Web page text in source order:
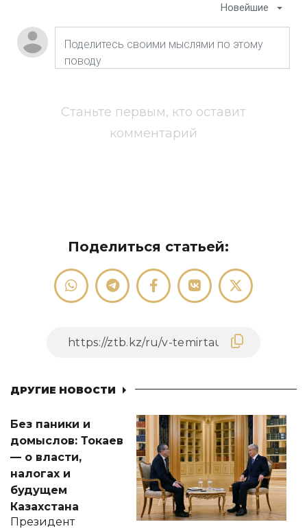
Новейшие
Станьте первым, кто оставит
комментарий
Поделиться статьей:
ДРУГИЕ НОВОСТИ
Без паники и
домыслов: Токаев
— о власти,
налогах и
будущем
Казахстана
Президент